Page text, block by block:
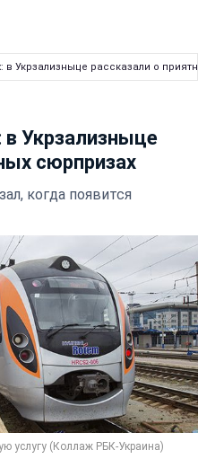
в Укрзализныце рассказали о
в Укрзализныце
сюрпризах
когда появится
услугу (Коллаж РБК-Украина)